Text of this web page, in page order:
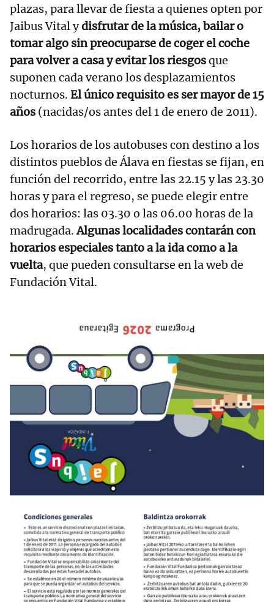
plazas, para llevar de fiesta a quienes opten por
Jaibus Vital ydisfrutar de la música, bailar o
tomar algo sin preocuparse de coger el coche
para volver a casa y evitar los riesgosque
suponen cada verano los desplazamientos
nocturnos. El único requisito es ser mayor de 15
años (nacidas/os antes del 1 de enero de 2011).
Los horarios de los autobuses con destino a los
distintos pueblos de Álava en fiestas se fijan, en
función del recorrido, entre las 22.15 y las 23.30
horas y para el regreso, se puede elegir entre
dos horarios: las 03.30 o las 06.00 horas de la
madrugada.Algunas localidades contarán con
horarios especiales tanto a la ida como a la
vuelta, que pueden consultarse en la web de
Fundación Vital.